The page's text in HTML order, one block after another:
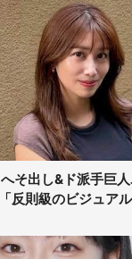
そ出し&ド派手巨
反則級のビジュアル